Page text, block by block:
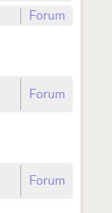
Forum
Forum
Forum